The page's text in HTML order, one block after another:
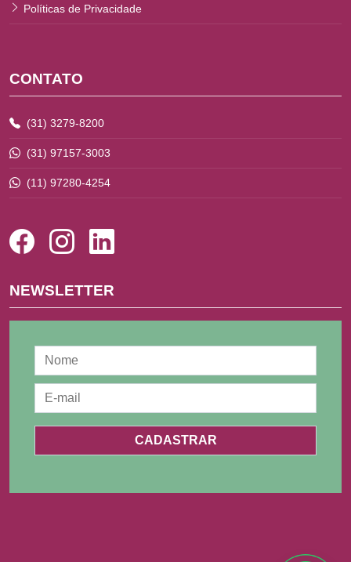
Políticas de Privacidade
CONTATO
(31) 3279-8200
(31) 97157-3003
(11) 97280-4254
NEWSLETTER